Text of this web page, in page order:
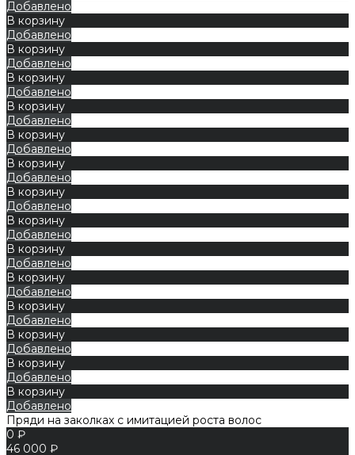
Добавлено
В корзину
Добавлено
В корзину
Добавлено
В корзину
Добавлено
В корзину
Добавлено
В корзину
Добавлено
В корзину
Добавлено
В корзину
Добавлено
В корзину
Добавлено
В корзину
Добавлено
В корзину
Добавлено
В корзину
Добавлено
В корзину
Добавлено
В корзину
Добавлено
В корзину
Добавлено
Пряди на заколках с имитацией роста волос
0 ₽
46 000 ₽